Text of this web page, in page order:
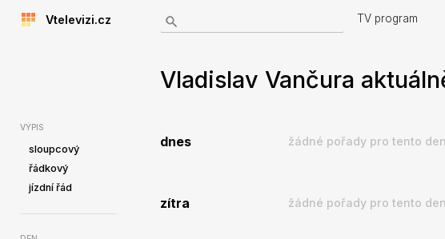
Vtelevizi.cz TV program
VÝPIS
sloupcový
řádkový
jízdní řád
Vladislav Vančura
dnes žádné pořady pro tento den
zítra žádné pořady pro tento den